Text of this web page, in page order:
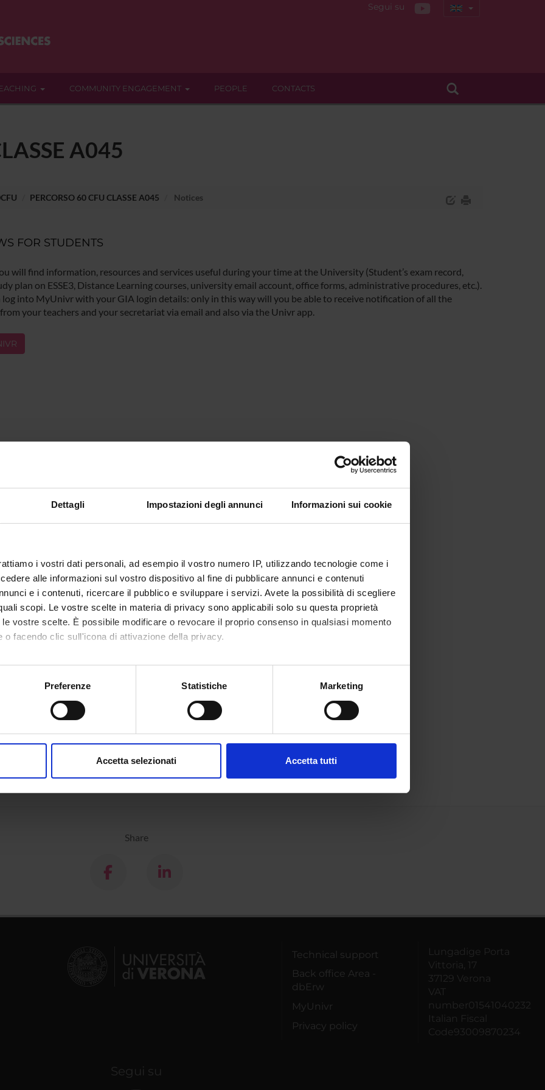
Dettagli Impostazioni degli annunci Informazioni sui cookie
i vostri dati personali, ad esempio il vostro numero IP, utilizzando tecnologie come i
alle informazioni sul vostro dispositivo al fine di pubblicare annunci e contenuti
e i contenuti, ricercare il pubblico e sviluppare i servizi. Avete la possibilità di scegliere
scopi. Le vostre scelte in materia di privacy sono applicabili solo su questa proprietà
vostre scelte. È possibile modificare o revocare il proprio consenso in qualsiasi momento
o facendo clic sull'icona di attivazione della privacy.
anche:
sulla tua posizione geografica, con un'approssimazione di qualche metro,
in qualsiasi momento dalla Dichiarazione sui cookie.
Preferenze Statistiche Marketing
Accetta selezionati Accetta tutti
Segui su
COMMUNITY ENGAGEMENT PEOPLE CONTACTS
A045
PERCORSO 60 CFU CLASSE A045 Notices
FOR STUDENTS
will find information, resources and services useful during your time at the University (Student’s exam record,
plan on ESSE3, Distance Learning courses, university email account, office forms, administrative procedures, etc.).
log into MyUnivr with your GIA login details: only in this way will you be able to receive notification of all the
your teachers and your secretariat via email and also via the Univr app.
Share
Technical support
Back office Area -
dbErw
MyUnivr
Privacy policy
Lungadige Porta
Vittoria, 17
37129 Verona
VAT
number01541040232
Italian Fiscal
Code93009870234
Segui su